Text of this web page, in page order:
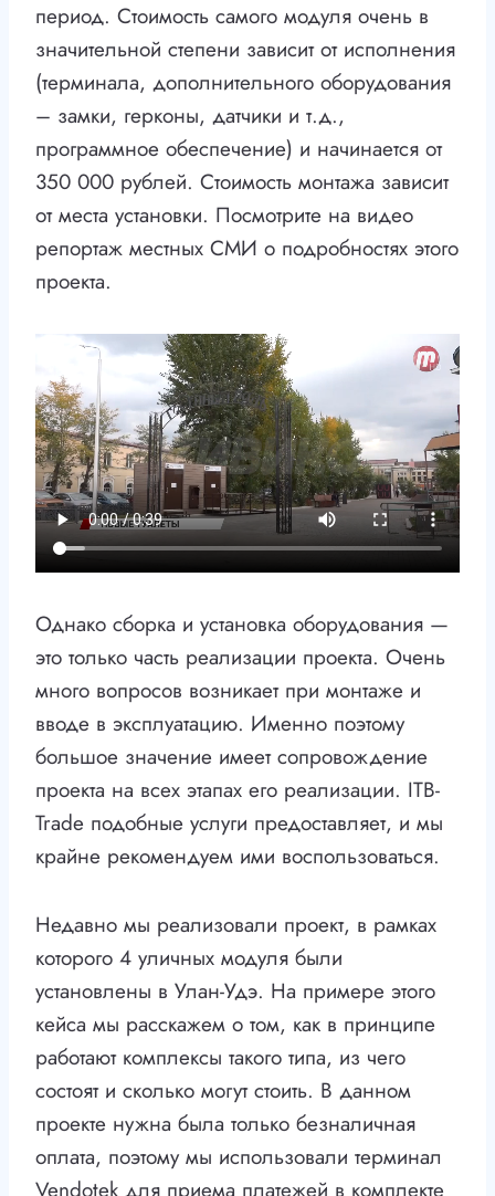
период. Стоимость самого модуля очень в
значительной степени зависит от исполнения
(терминала, дополнительного оборудования
– замки, герконы, датчики и т.д.,
программное обеспечение) и начинается от
350 000 рублей. Стоимость монтажа зависит
от места установки. Посмотрите на видео
репортаж местных СМИ о подробностях этого
проекта.
Однако сборка и установка оборудования —
это только часть реализации проекта. Очень
много вопросов возникает при монтаже и
вводе в эксплуатацию. Именно поэтому
большое значение имеет сопровождение
проекта на всех этапах его реализации. ITB-
Trade подобные услуги предоставляет, и мы
крайне рекомендуем ими воспользоваться.
Недавно мы реализовали проект, в рамках
которого 4 уличных модуля были
установлены в Улан-Удэ. На примере этого
кейса мы расскажем о том, как в принципе
работают комплексы такого типа, из чего
состоят и сколько могут стоить. В данном
проекте нужна была только безналичная
оплата, поэтому мы использовали терминал
Vendotek для приема платежей в комплекте